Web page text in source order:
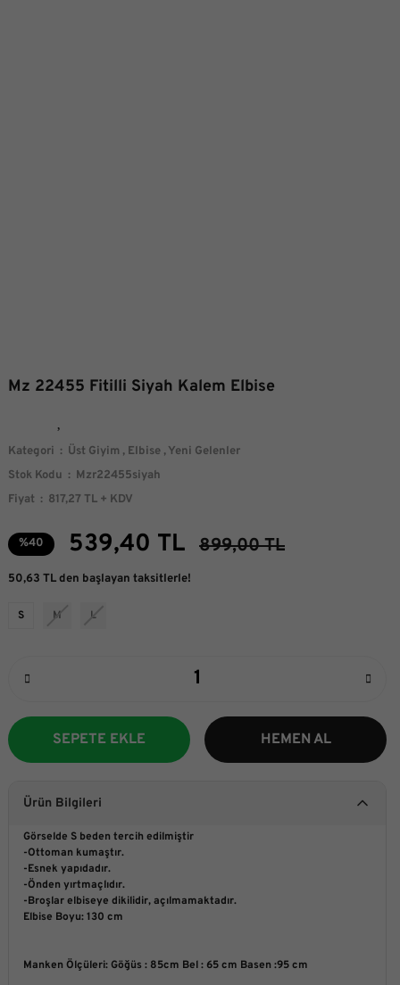
Mz 22455 Fitilli Siyah Kalem Elbise
Kategori Üst Giyim , Elbise ,Yeni Gelenler
Stok Kodu
Mzr22455siyah
Fiyat
817,27 TL + KDV
%40 539,40 TL 899,00 TL
50,63 TL den başlayan taksitlerle!
S M L
SEPETE EKLE HEMEN AL
Ürün Bilgileri
Görselde S beden tercih edilmiştir
-Ottoman kumaştır.
-Esnek yapıdadır.
-Önden yırtmaçlıdır.
-Broşlar elbiseye dikilidir, açılmamaktadır.
Elbise Boyu: 130 cm
Manken Ölçüleri: Göğüs : 85cm Bel : 65 cm Basen :95 cm